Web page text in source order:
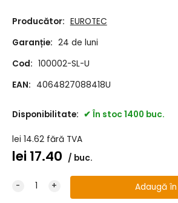
Producător: EUROTEC
Garanție: 24 de luni
Cod: 100002-SL-U
EAN: 4064827088418U
Disponibilitate: În stoc 1400 buc.
lei 14.62 fără TVA
lei17.40 buc.